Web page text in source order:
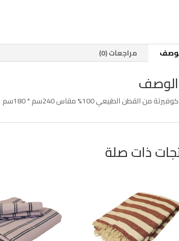
مراجعات (0)
الوصف
كوفيرتة من القطن الطبيعي 100% مقاس 240سم * 180سم
ذات صلة